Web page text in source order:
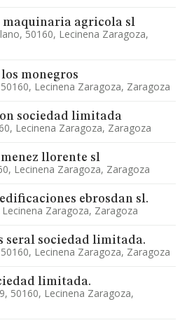
maquinaria agricola sl
50160, Lecinena Zaragoza,
monegros
Lecinena Zaragoza, Zaragoza
sociedad limitada
Lecinena Zaragoza, Zaragoza
llorente sl
Lecinena Zaragoza, Zaragoza
ebrosdan sl.
Zaragoza, Zaragoza
seral sociedad limitada.
Lecinena Zaragoza, Zaragoza
limitada.
50160, Lecinena Zaragoza,